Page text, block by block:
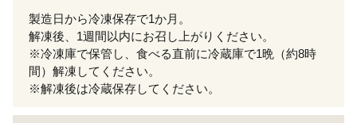
製造日から冷凍保存で1か月。
解凍後、1週間以内にお召し上がりください。
※冷凍庫で保管し、食べる直前に冷蔵庫で1晩（約8時
間）解凍してください。
※解凍後は冷蔵保存してください。